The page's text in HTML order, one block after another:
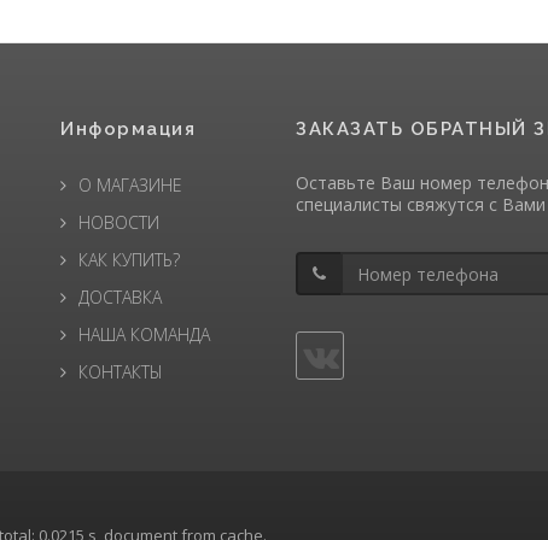
Информация
О МАГАЗИНЕ
НОВОСТИ
КАК КУПИТЬ?
ДОСТАВКА
НАША КОМАНДА
КОНТАКТЫ
ЗАКАЗАТЬ ОБРАТНЫЙ
Оставьте Ваш номер
специалисты свяжутся с Вами
0.0215 s, document from cache.